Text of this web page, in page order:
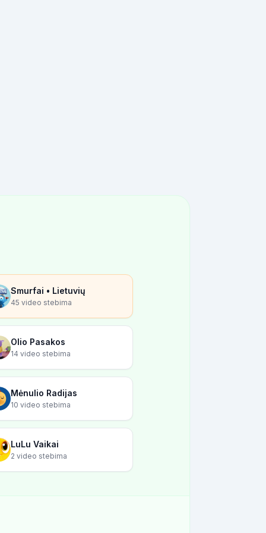
Smurfai • Lietuvių
45 video stebima
Olio Pasakos
14 video stebima
Mėnulio Radijas
10 video stebima
LuLu Vaikai
2 video stebima